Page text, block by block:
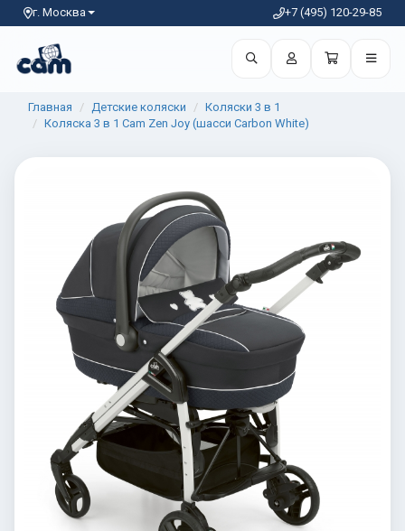
г. Москва +7 (495) 120-29-85
Главная Детские коляски
Коляски 3 в 1
Коляска 3 в 1 Cam Zen Joy (шасси Carbon White)